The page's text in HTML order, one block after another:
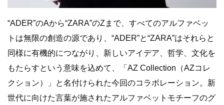
“ADER”のAから“ZARA”のZまで、すべてのアルファベッ
トは無限の創造の源であり、“ADER”と“ZARA”はそれらと
同様に有機的につながり、新しいアイデア、哲学、文化を
もたらすという意味を込めて、「AZ Collection（AZコレ
クション）」と名付けられた今回のコラボレーション。新
世代に向けた言葉が施されたアルファベットモチーフのグ